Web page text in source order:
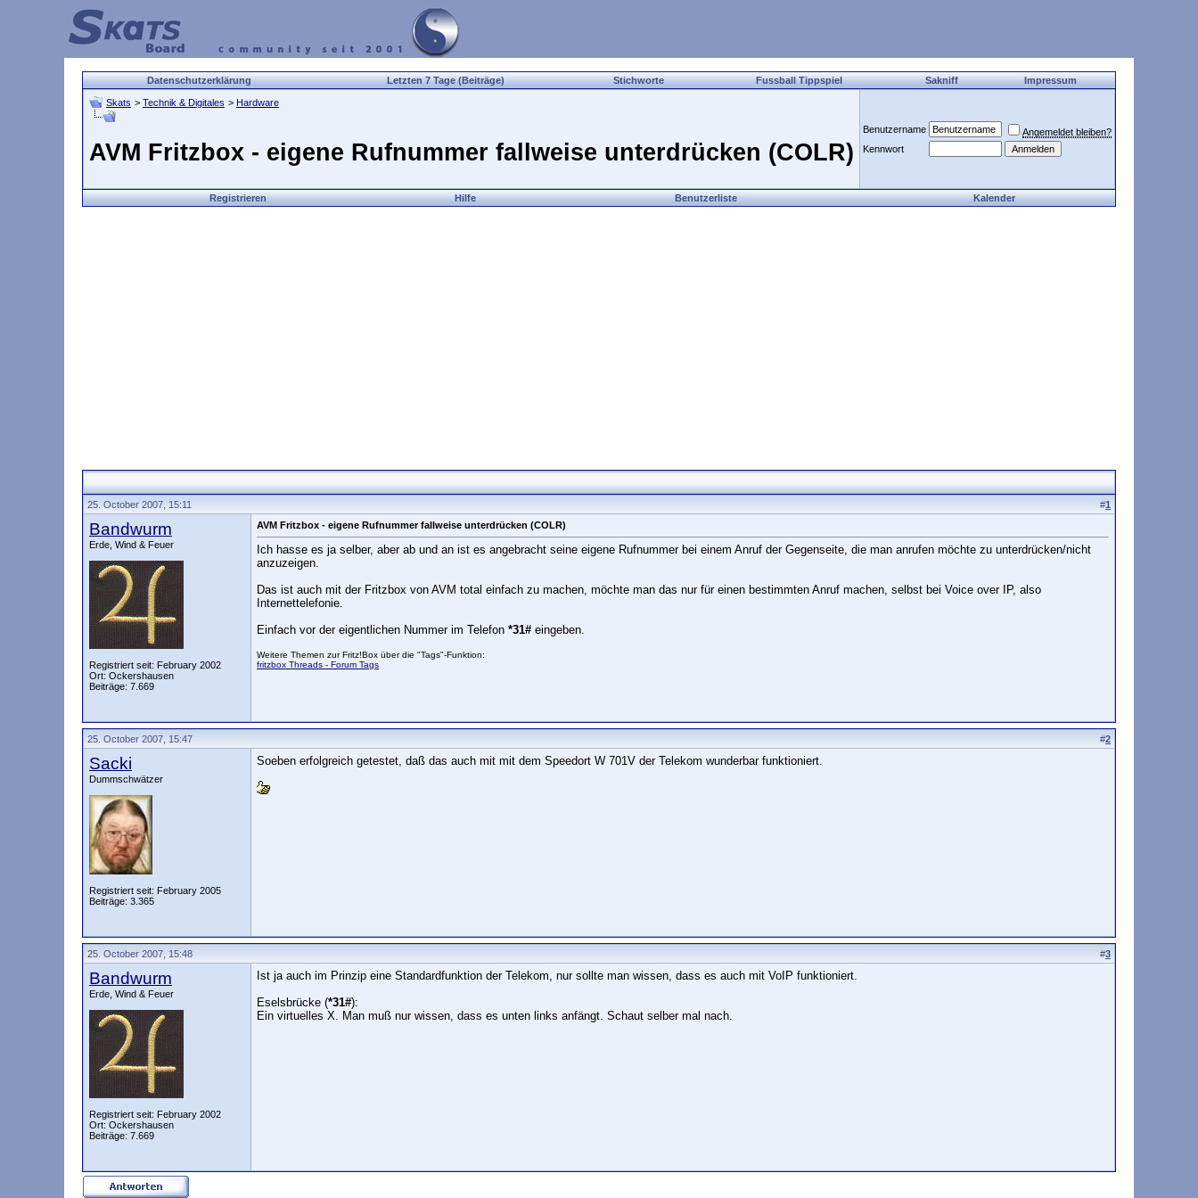
Datenschutzerklärung Letzten 7 Tage (Beiträge) Stichworte Fussball Tippspiel Sakniff Impressum
Skats > Technik & Digitales > Hardware
AVM Fritzbox - eigene Rufnummer fallweise unterdrücken (COLR)
Benutzername
Angemeldet bleiben?
Kennwort
Registrieren Hilfe Benutzerliste Kalender
25. October 2007, 15:11 #1
Bandwurm
Erde, Wind & Feuer
Registriert seit: February 2002
Ort: Ockershausen
Beiträge: 7.669
AVM Fritzbox - eigene Rufnummer fallweise unterdrücken (COLR)
Ich hasse es ja selber, aber ab und an ist es angebracht seine eigene Rufnummer bei einem Anruf der Gegenseite, die man anrufen möchte zu unterdrücken/nicht
anzuzeigen.
Das ist auch mit der Fritzbox von AVM total einfach zu machen, möchte man das nur für einen bestimmten Anruf machen, selbst bei Voice over IP, also
Internettelefonie.
Einfach vor der eigentlichen Nummer im Telefon *31# eingeben.
Weitere Themen zur Fritz!Box über die "Tags"-Funktion:
fritzbox Threads - Forum Tags
25. October 2007, 15:47 #2
Sacki
Dummschwätzer
Registriert seit: February 2005
Beiträge: 3.365
Soeben erfolgreich getestet, daß das auch mit mit dem Speedort W 701V der Telekom wunderbar funktioniert.
25. October 2007, 15:48 #3
Bandwurm
Erde, Wind & Feuer
Registriert seit: February 2002
Ort: Ockershausen
Beiträge: 7.669
Ist ja auch im Prinzip eine Standardfunktion der Telekom, nur sollte man wissen, dass es auch mit VoIP funktioniert.
Eselsbrücke (*31#):
Ein virtuelles X. Man muß nur wissen, dass es unten links anfängt. Schaut selber mal nach.